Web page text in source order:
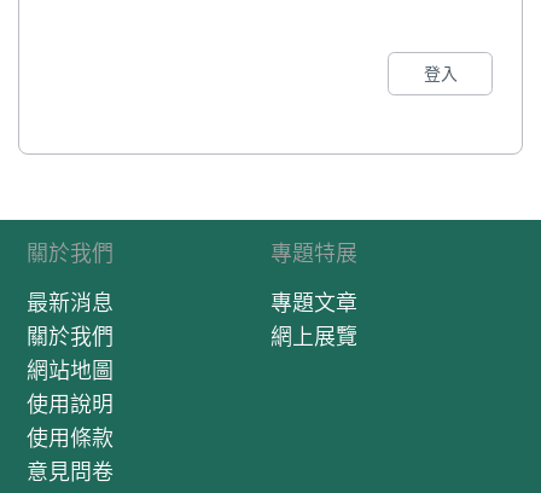
登入
關於我們
最新消息
關於我們
網站地圖
使用說明
使用條款
意見問卷
專題特展
專題文章
網上展覽